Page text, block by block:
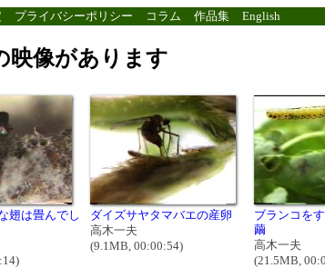
プライバシーポリシー コラム 作品集 English
映像があります
翅は畳んでし
ダイズサヤタマバエの産卵
高木一夫
(9.1MB, 00:00:54)
ブランコを
繭
高木一夫
(21.5MB,